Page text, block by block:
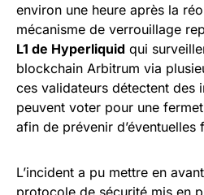
environ une heure après la
mécanisme de verrouillage
L1 de Hyperliquid qui
blockchain Arbitrum via
ces validateurs détectent des
peuvent voter pour une
afin de prévenir d’éventuelles
L’incident a pu mettre en
protocole de sécurité mis en